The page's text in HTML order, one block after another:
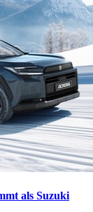
als Suzuki